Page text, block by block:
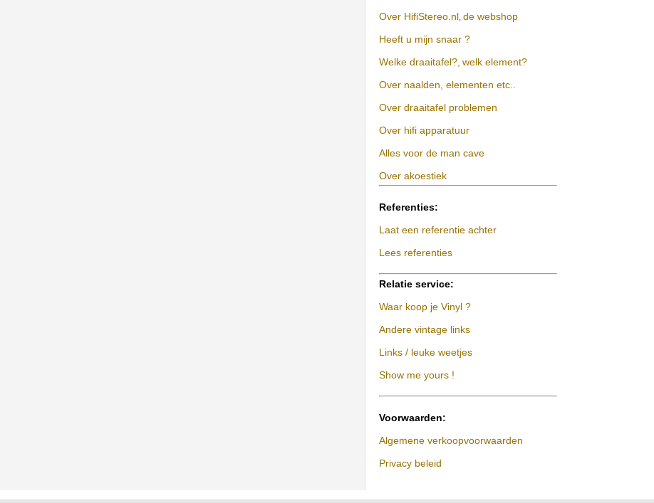
Over HifiStereo.nl, de webshop
Heeft u mijn snaar ?
Welke draaitafel?, welk element?
Over naalden, elementen etc..
Over draaitafel problemen
Over hifi apparatuur
Alles voor de man cave
Over akoestiek
Referenties:
Laat een referentie achter
Lees referenties
Relatie service:
Waar koop je Vinyl ?
Andere vintage links
Links / leuke weetjes
Show me yours !
Voorwaarden:
Algemene verkoopvoorwaarden
Privacy beleid